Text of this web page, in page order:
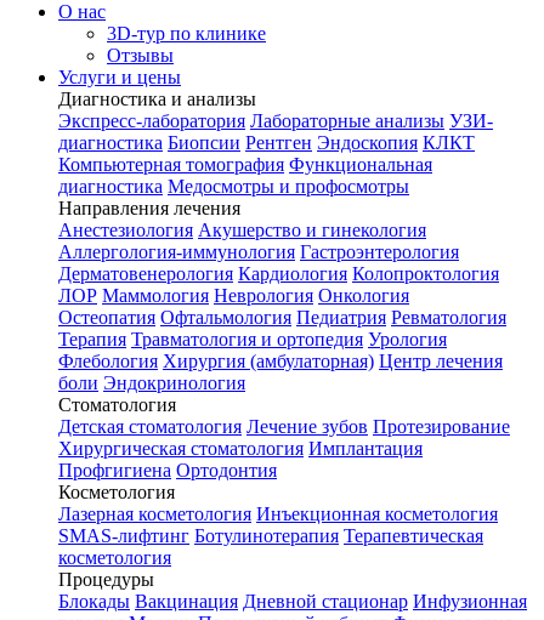
О нас
3D-тур по клинике
Отзывы
Услуги и цены
Диагностика и анализы
Экспресс-лаборатория Лабораторные анализы УЗИ-
диагностика Биопсии Рентген Эндоскопия КЛКТ
Компьютерная томография Функциональная
диагностика Медосмотры и профосмотры
Направления лечения
Анестезиология Акушерство и гинекология
Аллергология-иммунология Гастроэнтерология
Дерматовенерология Кардиология Колопроктология
ЛОР Маммология Неврология Онкология
Остеопатия Офтальмология Педиатрия Ревматология
Терапия Травматология и ортопедия Урология
Флебология Хирургия (амбулаторная) Центр лечения
боли Эндокринология
Стоматология
Детская стоматология Лечение зубов Протезирование
Хирургическая стоматология Имплантация
Профгигиена Ортодонтия
Косметология
Лазерная косметология Инъекционная косметология
SMAS-лифтинг Ботулинотерапия Терапевтическая
косметология
Процедуры
Блокады Вакцинация Дневной стационар Инфузионная